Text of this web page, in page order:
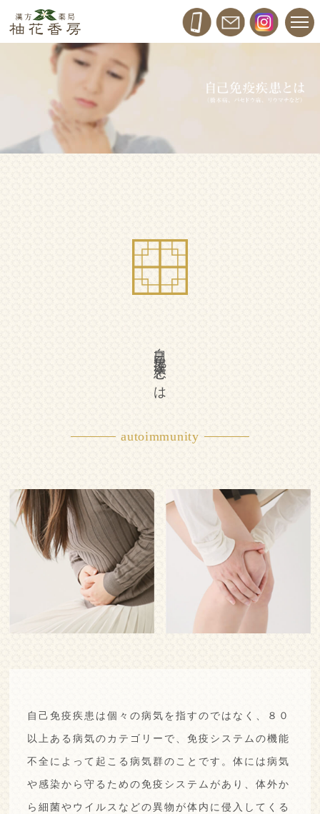
自己免疫疾患とは
autoimmunity
自己免疫疾患は個々の病気を指すのではなく、８０
以上ある病気のカテゴリーで、免疫システムの機能
不全によって起こる病気群のことです。体には病気
や感染から守るための免疫システムがあり、体外か
ら細菌やウイルスなどの異物が体内に侵入してくる